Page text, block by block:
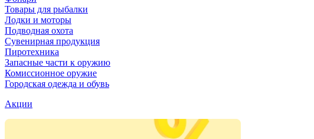
Товары для рыбалки
Лодки и моторы
Подводная охота
Сувенирная продукция
Пиротехника
Запасные части к оружию
Комиссионное оружие
Городская одежда и обувь
Акции